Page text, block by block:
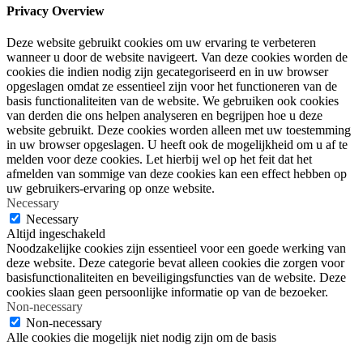
Privacy Overview
Deze website gebruikt cookies om uw ervaring te verbeteren
wanneer u door de website navigeert. Van deze cookies worden de
cookies die indien nodig zijn gecategoriseerd en in uw browser
opgeslagen omdat ze essentieel zijn voor het functioneren van de
basis functionaliteiten van de website. We gebruiken ook cookies
van derden die ons helpen analyseren en begrijpen hoe u deze
website gebruikt. Deze cookies worden alleen met uw toestemming
in uw browser opgeslagen. U heeft ook de mogelijkheid om u af te
melden voor deze cookies. Let hierbij wel op het feit dat het
afmelden van sommige van deze cookies kan een effect hebben op
uw gebruikers-ervaring op onze website.
Necessary
Necessary
Altijd ingeschakeld
Noodzakelijke cookies zijn essentieel voor een goede werking van
deze website. Deze categorie bevat alleen cookies die zorgen voor
basisfunctionaliteiten en beveiligingsfuncties van de website. Deze
cookies slaan geen persoonlijke informatie op van de bezoeker.
Non-necessary
Non-necessary
Alle cookies die mogelijk niet nodig zijn om de basis